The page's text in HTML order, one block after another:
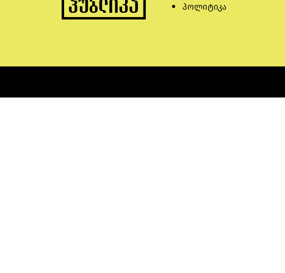
პოლიტიკა